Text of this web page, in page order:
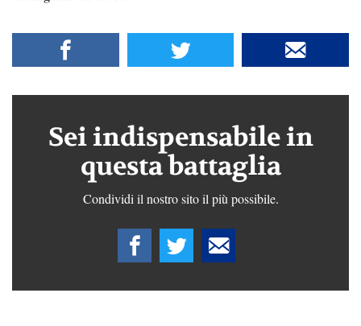
Sei indispensabile in
questa battaglia
Condividi il nostro sito il più possibile.